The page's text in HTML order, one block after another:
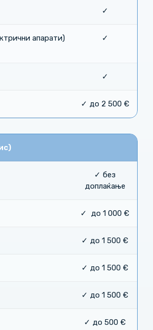
✓
апарати)
✓
✓
✓ до 2 500 €
✓ без
доплаќање
✓ до 1 000 €
✓ до 1 500 €
✓ до 1 500 €
✓ до 1 500 €
✓ до 500 €